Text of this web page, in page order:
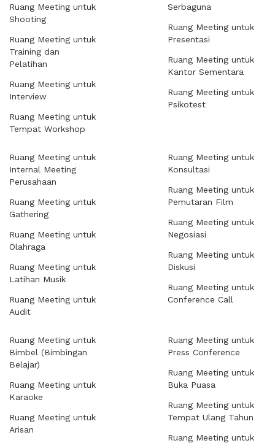
Ruang Meeting untuk
Shooting
Ruang Meeting untuk
Training dan
Pelatihan
Ruang Meeting untuk
Interview
Ruang Meeting untuk
Tempat Workshop
Serbaguna
Ruang Meeting untuk
Presentasi
Ruang Meeting untuk
Kantor Sementara
Ruang Meeting untuk
Psikotest
Ruang Meeting untuk
Internal Meeting
Perusahaan
Ruang Meeting untuk
Gathering
Ruang Meeting untuk
Olahraga
Ruang Meeting untuk
Latihan Musik
Ruang Meeting untuk
Audit
Ruang Meeting untuk
Konsultasi
Ruang Meeting untuk
Pemutaran Film
Ruang Meeting untuk
Negosiasi
Ruang Meeting untuk
Diskusi
Ruang Meeting untuk
Conference Call
Ruang Meeting untuk
Bimbel (Bimbingan
Belajar)
Ruang Meeting untuk
Karaoke
Ruang Meeting untuk
Arisan
Ruang Meeting untuk
Press Conference
Ruang Meeting untuk
Buka Puasa
Ruang Meeting untuk
Tempat Ulang Tahun
Ruang Meeting untuk